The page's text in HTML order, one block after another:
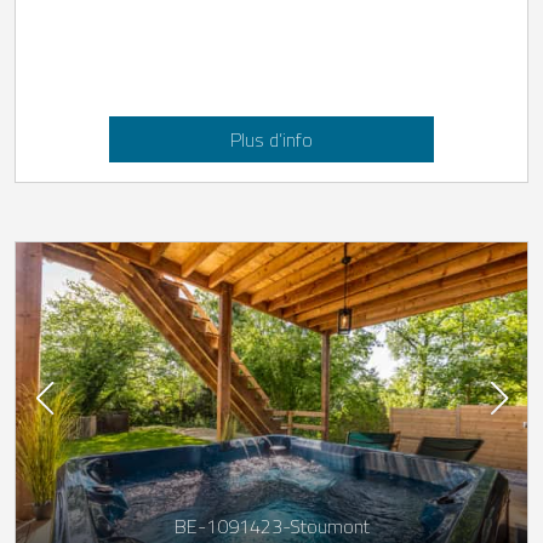
Plus d’info
BE-1091423-Stoumont